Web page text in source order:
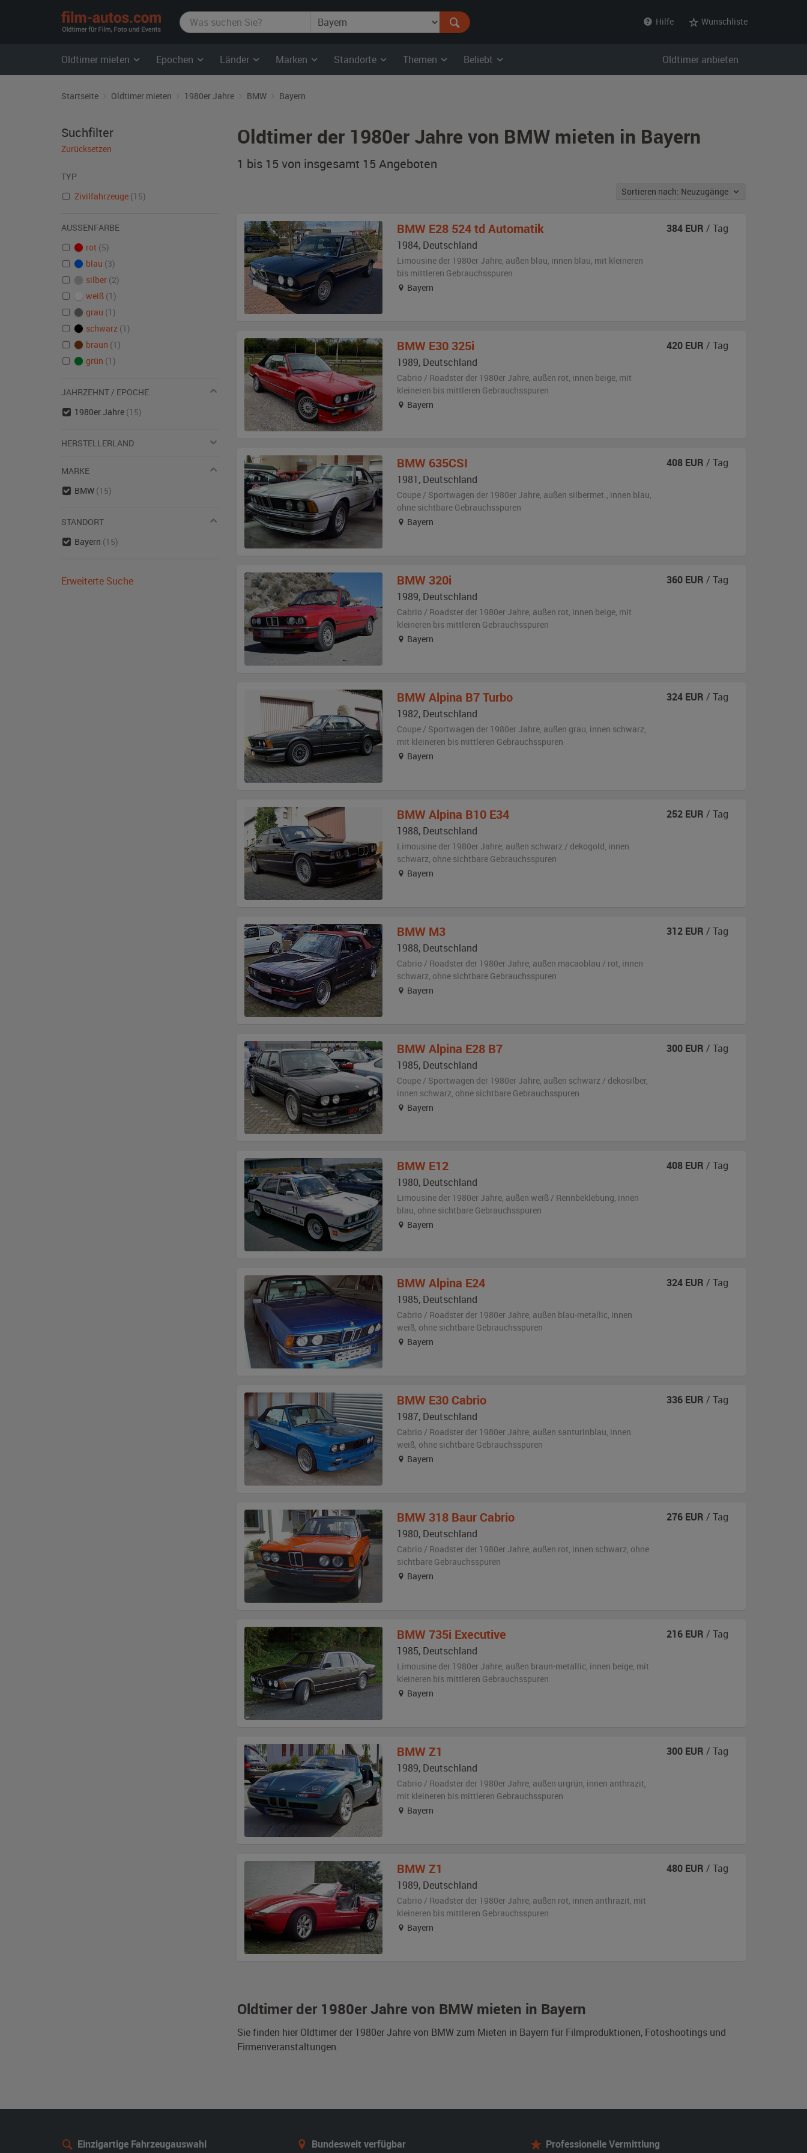
film-
autos.com
Hilfe Wunschliste
Oldtimer mieten Epochen Länder Marken Standorte Themen Beliebt Oldtimer anbieten
Startseite Oldtimer mieten 1980er Jahre BMW Bayern
Oldtimer der 1980er Jahre von BMW mieten in Bayern
1 bis 15 von insgesamt 15 Angeboten
Sortieren nach: Neuzugänge
Oldtimer der 1980er Jahre von BMW mieten in Bayern
Sie finden hier Oldtimer der 1980er Jahre von BMW zum Mieten in Bayern für Filmproduktionen, Fotoshootings und
Firmenveranstaltungen.
BMW E28 524 td Automatik
1984, Deutschland
Limousine der 1980er Jahre, außen blau, innen blau, mit kleineren
bis mittleren Gebrauchsspuren
Bayern
384 EUR / Tag
BMW E30 325i
1989, Deutschland
Cabrio / Roadster der 1980er Jahre, außen rot, innen beige, mit
kleineren bis mittleren Gebrauchsspuren
Bayern
420 EUR / Tag
BMW 635CSI
1981, Deutschland
Coupe / Sportwagen der 1980er Jahre, außen silbermet., innen blau,
ohne sichtbare Gebrauchsspuren
Bayern
408 EUR / Tag
BMW 320i
1989, Deutschland
Cabrio / Roadster der 1980er Jahre, außen rot, innen beige, mit
kleineren bis mittleren Gebrauchsspuren
Bayern
360 EUR / Tag
BMW Alpina B7 Turbo
1982, Deutschland
Coupe / Sportwagen der 1980er Jahre, außen grau, innen schwarz,
mit kleineren bis mittleren Gebrauchsspuren
Bayern
324 EUR / Tag
BMW Alpina B10 E34
1988, Deutschland
Limousine der 1980er Jahre, außen schwarz / dekogold, innen
schwarz, ohne sichtbare Gebrauchsspuren
Bayern
252 EUR / Tag
BMW M3
1988, Deutschland
Cabrio / Roadster der 1980er Jahre, außen macaoblau / rot, innen
schwarz, ohne sichtbare Gebrauchsspuren
Bayern
312 EUR / Tag
BMW Alpina E28 B7
1985, Deutschland
Coupe / Sportwagen der 1980er Jahre, außen schwarz / dekosilber,
innen schwarz, ohne sichtbare Gebrauchsspuren
Bayern
300 EUR / Tag
BMW E12
1980, Deutschland
Limousine der 1980er Jahre, außen weiß / Rennbeklebung, innen
blau, ohne sichtbare Gebrauchsspuren
Bayern
408 EUR / Tag
BMW Alpina E24
1985, Deutschland
Cabrio / Roadster der 1980er Jahre, außen blau-metallic, innen
weiß, ohne sichtbare Gebrauchsspuren
Bayern
324 EUR / Tag
BMW E30 Cabrio
1987, Deutschland
Cabrio / Roadster der 1980er Jahre, außen santurinblau, innen
weiß, ohne sichtbare Gebrauchsspuren
Bayern
336 EUR / Tag
BMW 318 Baur Cabrio
1980, Deutschland
Cabrio / Roadster der 1980er Jahre, außen rot, innen schwarz, ohne
sichtbare Gebrauchsspuren
Bayern
276 EUR / Tag
BMW 735i Executive
1985, Deutschland
Limousine der 1980er Jahre, außen braun-metallic, innen beige, mit
kleineren bis mittleren Gebrauchsspuren
Bayern
216 EUR / Tag
BMW Z1
1989, Deutschland
Cabrio / Roadster der 1980er Jahre, außen urgrün, innen anthrazit,
mit kleineren bis mittleren Gebrauchsspuren
Bayern
300 EUR / Tag
BMW Z1
1989, Deutschland
Cabrio / Roadster der 1980er Jahre, außen rot, innen anthrazit, mit
kleineren bis mittleren Gebrauchsspuren
Bayern
480 EUR / Tag
Suchfilter
Zurücksetzen
TYP
Zivilfahrzeuge (15)
AUSSENFARBE
rot (5)
blau (3)
silber (2)
weiß (1)
grau (1)
schwarz (1)
braun (1)
grün (1)
JAHRZEHNT / EPOCHE
1980er Jahre (15)
HERSTELLERLAND
MARKE
BMW (15)
STANDORT
Bayern (15)
Erweiterte Suche
Einzigartige Fahrzeugauswahl Bundesweit verfügbar Professionelle Vermittlung